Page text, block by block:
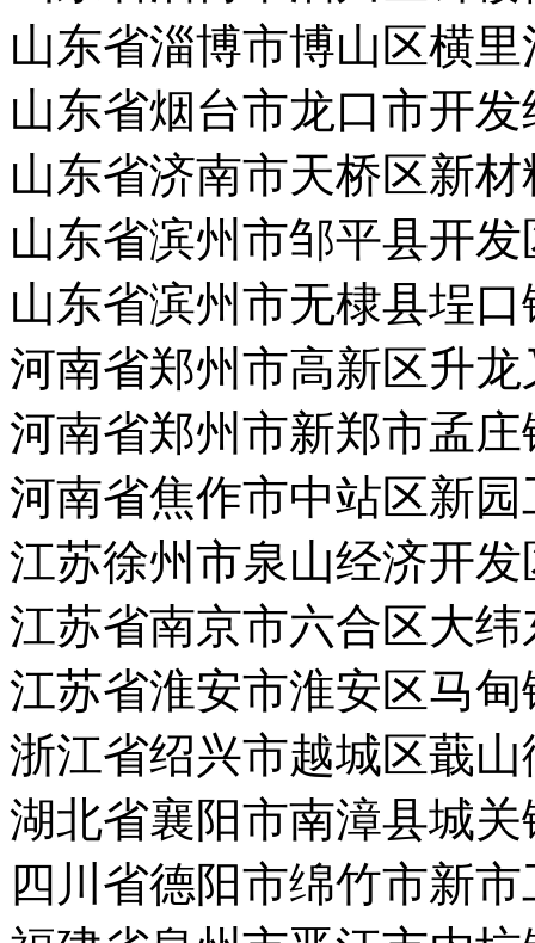
山东省淄博市博山区横里
山东省烟台市龙口市开
山东省济南市天桥区新
山东省滨州市邹平县开发
山东省滨州市无棣县埕口
河南省郑州市高新区升龙
河南省郑州市新郑市孟
河南省焦作市中站区新
江苏徐州市泉山经济开
江苏省南京市六合区大纬
江苏省淮安市淮安区马
浙江省绍兴市越城区蕺
湖北省襄阳市南漳县城
四川省德阳市绵竹市新